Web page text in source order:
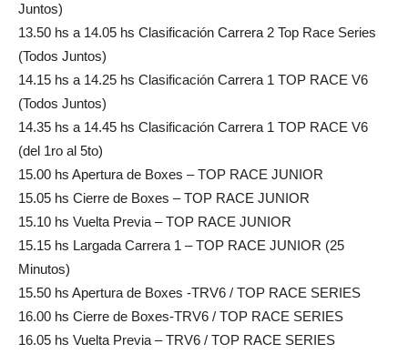
Juntos)
13.50 hs a 14.05 hs Clasificación Carrera 2 Top Race Series
(Todos Juntos)
14.15 hs a 14.25 hs Clasificación Carrera 1 TOP RACE V6
(Todos Juntos)
14.35 hs a 14.45 hs Clasificación Carrera 1 TOP RACE V6
(del 1ro al 5to)
15.00 hs Apertura de Boxes – TOP RACE JUNIOR
15.05 hs Cierre de Boxes – TOP RACE JUNIOR
15.10 hs Vuelta Previa – TOP RACE JUNIOR
15.15 hs Largada Carrera 1 – TOP RACE JUNIOR (25
Minutos)
15.50 hs Apertura de Boxes -TRV6 / TOP RACE SERIES
16.00 hs Cierre de Boxes-TRV6 / TOP RACE SERIES
16.05 hs Vuelta Previa – TRV6 / TOP RACE SERIES